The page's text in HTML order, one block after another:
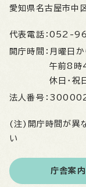
愛知県名古屋市中
代表電話： 052-
開庁時間： 月曜日
午前8時
休日・祝
法人番号：
(注)開庁時間が異
い
庁舎案内